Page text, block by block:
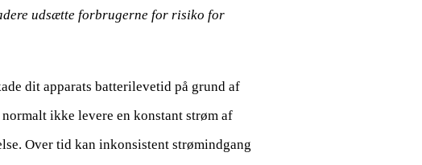
udsætte forbrugerne for risiko for
dit apparats batterilevetid på grund af
ikke levere en konstant strøm af
Over tid kan inkonsistent strømindgang